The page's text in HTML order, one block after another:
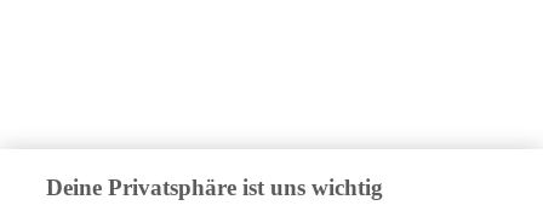
Deine Privatsphäre ist uns wichtig